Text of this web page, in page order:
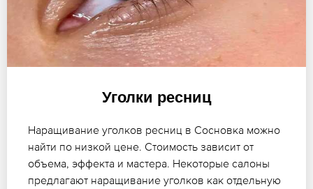
Уголки ресниц
Наращивание уголков ресниц в Сосновка можно
найти по низкой цене. Стоимость зависит от
объема, эффекта и мастера. Некоторые салоны
предлагают наращивание уголков как отдельную